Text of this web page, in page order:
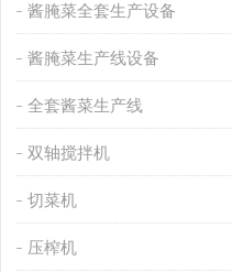
酱腌菜全套生产设备
酱腌菜生产线设备
全套酱菜生产线
双轴搅拌机
切菜机
压榨机